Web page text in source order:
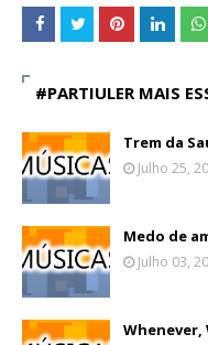
#PARTIULER MAIS
Trem da
Julho 25,
Medo de
Julho 03,
Whenever,